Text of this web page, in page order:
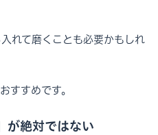
れて磨くことも必要かもしれ
すすめです。
が絶対ではない